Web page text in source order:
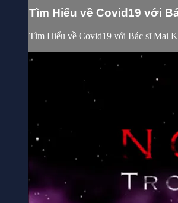
Tìm Hiểu về Covid19 với
Tìm Hiểu về Covid19 với Bác sĩ Mai